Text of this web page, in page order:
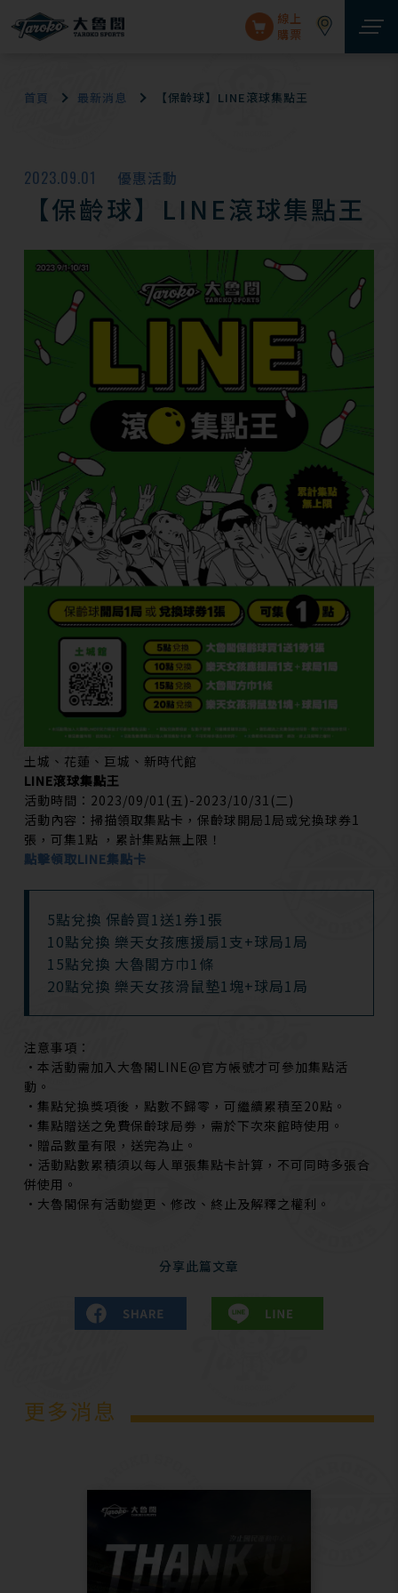
線上
購票
首頁 最新消息 【保齡球】LINE滾球集點王
2023.09.01 優惠活動
【保齡球】LINE滾球集點王
土城、花蓮、巨城、新時代館
LINE滾球集點王
活動時間：2023/09/01(五)-2023/10/31(二)
活動內容： 掃描領取集點卡， 保齡球開局1局或兌換球券1
張，可集1點 ，累計集點無上限！
點擊領取LINE集點卡
5點兌換 保齡買1送1券1張
10點兌換 樂天女孩應援扇1支+球局1局
15點兌換 大魯閣方巾1條
20點兌換 樂天女孩滑鼠墊1塊+球局1局
注意事項：
•本活動需加入大魯閣LINE@官方帳號才可參加集點活
動。
•集點兌換獎項後，點數不歸零，可繼續累積至20點。
•集點贈送之免費保齡球局劵，需於下次來館時使用。
•贈品數量有限，送完為止。
•活動點數累積須以每人單張集點卡計算，不可同時多張合
併使用。
•大魯閣保有活動變更、修改、終止及解釋之權利。
分享此篇文章
更多消息